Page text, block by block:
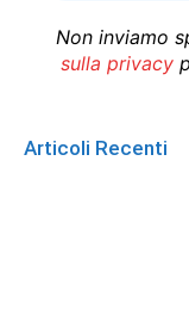
Non inviamo
sulla privacy
Articoli Recenti